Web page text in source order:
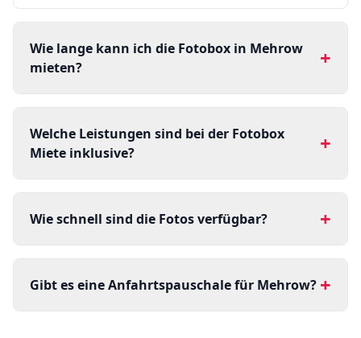
Wie lange kann ich die Fotobox in Mehrow
mieten?
+
Welche Leistungen sind bei der Fotobox
Miete inklusive?
+
Wie schnell sind die Fotos verfügbar? +
Gibt es eine Anfahrtspauschale für Mehrow? +